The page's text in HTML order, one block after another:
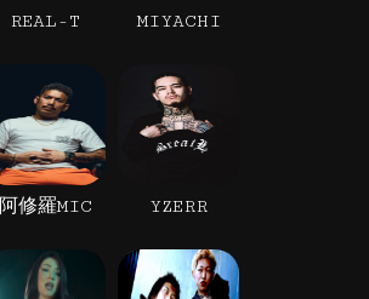
REAL-T MIYACHI
阿修羅MIC YZERR